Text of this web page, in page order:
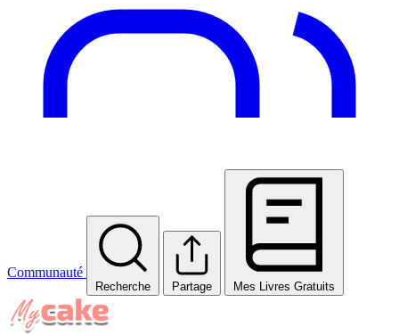
Communauté
Recherche Partage Mes Livres Gratuits